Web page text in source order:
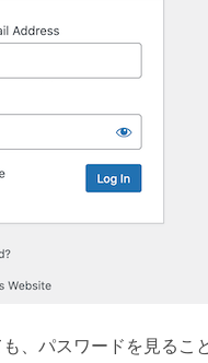
、パスワードを見るこ